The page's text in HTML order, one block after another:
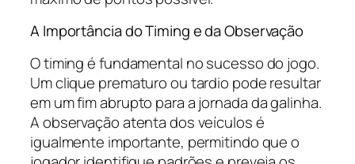
A Importância do Timing e da Observação
O timing é fundamental no sucesso do jogo.
Um clique prematuro ou tardio pode resultar
em um fim abrupto para a jornada da galinha.
A observação atenta dos veículos é
igualmente importante, permitindo que o